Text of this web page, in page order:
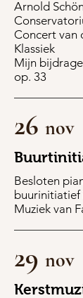
Arnold
Concert van
Klassiek
Mijn
op. 33
26 nov
Besloten
buurinitiatief
Muziek van
29 nov